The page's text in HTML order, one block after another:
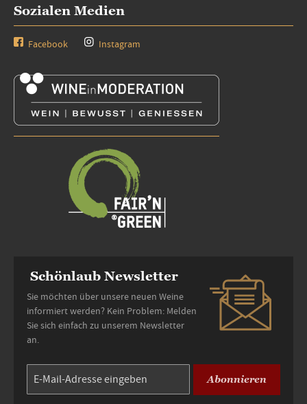
Sozialen Medien
Facebook Instagram
Schönlaub Newsletter
Sie möchten über unsere neuen Weine
informiert werden? Kein Problem: Melden
Sie sich einfach zu unserem Newsletter
an.
Abonnieren